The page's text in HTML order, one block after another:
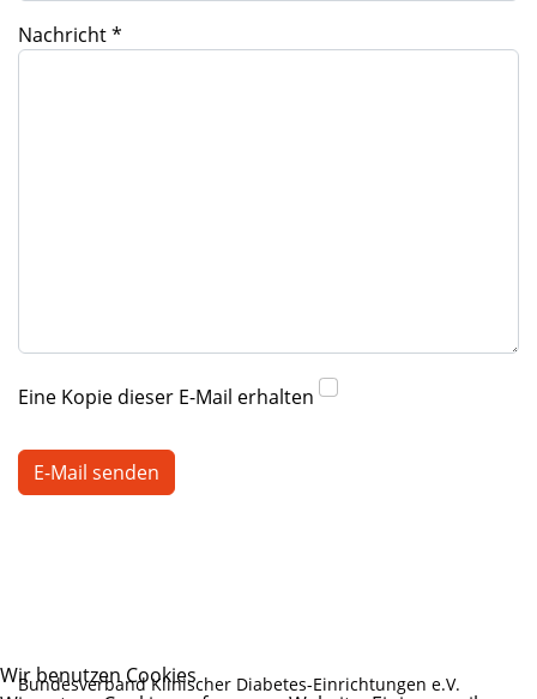
Nachricht*
Eine Kopie dieser E-Mail erhalten
Captcha*
E-Mail senden
Bundesverband Klinischer Diabetes-Einrichtungen e.V.
Wir benutzen Cookies